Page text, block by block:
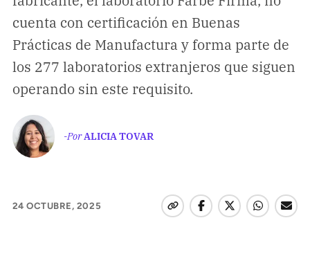
Opinión
Biblioterapia
Cartas y réplicas
Pon tu lupa sobre lo
que importa
cuenta con certificación en Buenas
Prácticas de Manufactura y forma parte de
los 277 laboratorios extranjeros que siguen
operando sin este requisito.
-PorALICIA TOVAR
24 OCTUBRE, 2025